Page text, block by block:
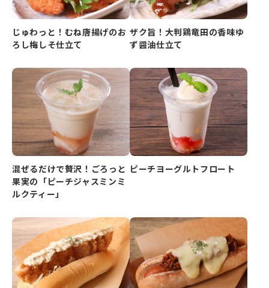
じゅわっと！むね唐揚げのお
ろし梅しそ仕立て
ザク旨！大判鶏竜田の香味ゆ
ず醤油仕立て
混ぜるだけで贅沢！ごろっと
果実の「ピーチジャスミンミ
ルクティー」
ピーチヨーグルトフロート